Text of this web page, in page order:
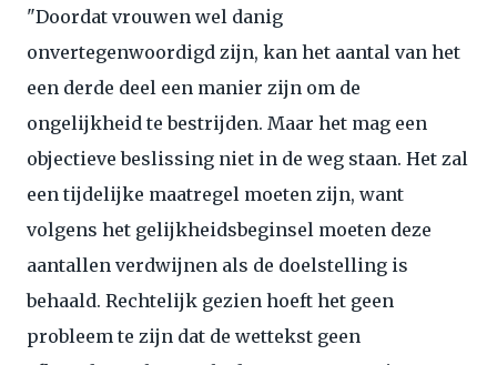
"Doordat vrouwen wel danig
onvertegenwoordigd zijn, kan het aantal van het
een derde deel een manier zijn om de
ongelijkheid te bestrijden. Maar het mag een
objectieve beslissing niet in de weg staan. Het zal
een tijdelijke maatregel moeten zijn, want
volgens het gelijkheidsbeginsel moeten deze
aantallen verdwijnen als de doelstelling is
behaald. Rechtelijk gezien hoeft het geen
probleem te zijn dat de wettekst geen